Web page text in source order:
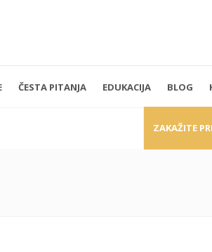
651
Kraljice Natalije 35
11000 Beograd
ČESTA PITANJA EDUKACIJA BLOG
ZAKAŽITE